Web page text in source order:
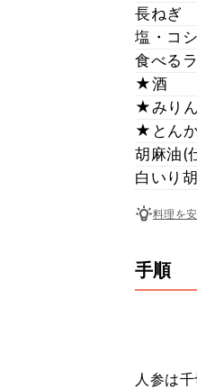
長ねぎ
塩・コ
食べる
★酒
★みりん
★とん
胡麻油(
白いり
料理を
手順
人参は